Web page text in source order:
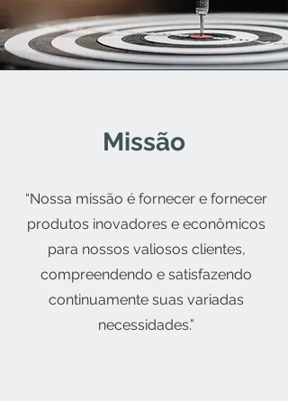
Missão
“Nossa missão é fornecer e fornecer
produtos inovadores e econômicos
para nossos valiosos clientes,
compreendendo e satisfazendo
continuamente suas variadas
necessidades.”